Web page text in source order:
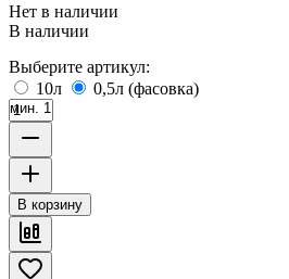
Нет в наличии
В наличии
Выберите артикул:
10л
0,5л (фасовка)
мин. 1
В корзину